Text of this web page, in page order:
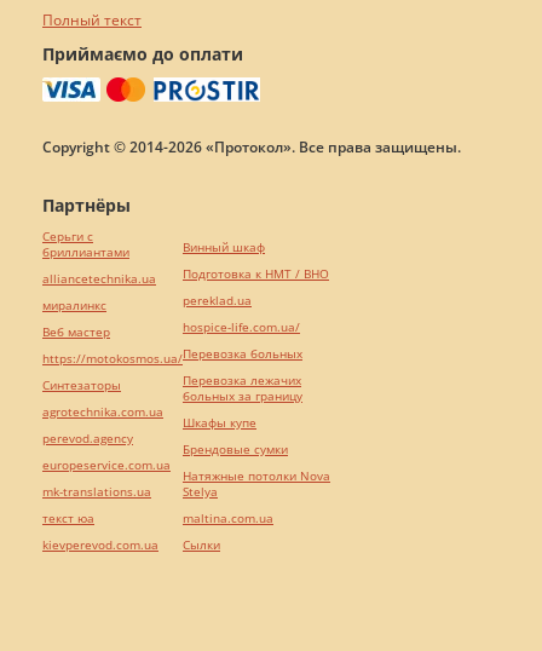
Полный текст
Приймаємо до оплати
Copyright © 2014-2026 «Протокол». Все права защищены.
Партнёры
Серьги с
бриллиантами
alliancetechnika.ua
миралинкс
Веб мастер
https://motokosmos.ua/
Синтезаторы
agrotechnika.com.ua
perevod.agency
europeservice.com.ua
mk-translations.ua
текст юа
kievperevod.com.ua
Винный шкаф
Подготовка к НМТ / ВНО
pereklad.ua
hospice-life.com.ua/
Перевозка больных
Перевозка лежачих
больных за границу
Шкафы купе
Брендовые сумки
Натяжные потолки Nova
Stelya
maltina.com.ua
Cылки